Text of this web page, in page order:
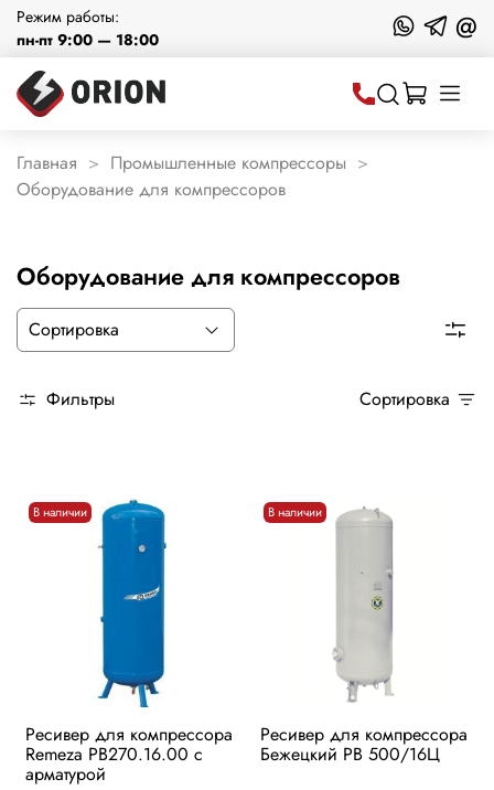
Режим работы:
пн-пт 9:00 — 18:00
@
Главная
Промышленные компрессоры
Оборудование для компрессоров
Оборудование для компрессоров
Фильтры Сортировка
В наличии
Ресивер для компрессора
Remeza РВ270.16.00 с
арматурой
В наличии
Ресивер для компрессора
Бежецкий РВ 500/16Ц